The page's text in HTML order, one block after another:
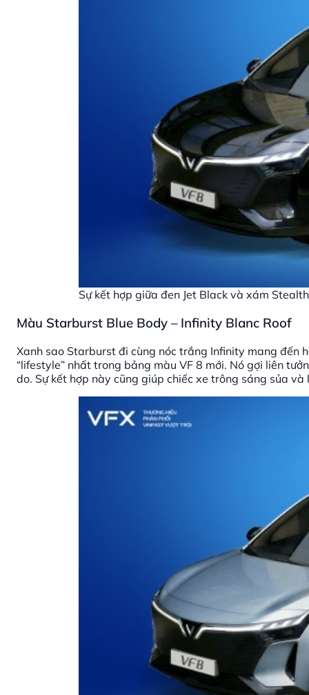
Sự kết hợp giữa đen Jet Black và xám
Màu Starburst Blue Body – Infinity Blanc Roof
Xanh sao Starburst đi cùng nóc trắng Infinity mang đến
“lifestyle” nhất trong bảng màu VF 8 mới. Nó gợi liên
do. Sự kết hợp này cũng giúp chiếc xe trông sáng sủa